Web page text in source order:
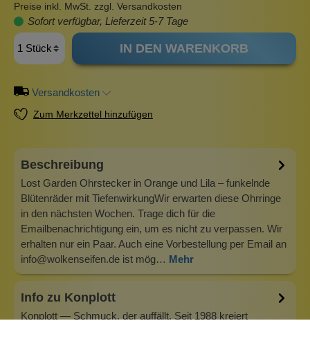
Preise inkl. MwSt. zzgl. Versandkosten
Sofort verfügbar, Lieferzeit 5-7 Tage
IN DEN WARENKORB
Versandkosten
Zum Merkzettel hinzufügen
Beschreibung
Lost Garden Ohrstecker in Orange und Lila – funkelnde
Blütenräder mit TiefenwirkungWir erwarten diese Ohrringe
in den nächsten Wochen. Trage dich für die
Emailbenachrichtigung ein, um es nicht zu verpassen. Wir
erhalten nur ein Paar. Auch eine Vorbestellung per Email an
info@wolkenseifen.de ist mög… Mehr
Info zu Konplott
Konplott — Schmuck, der auffällt. Seit 1988 kreiert